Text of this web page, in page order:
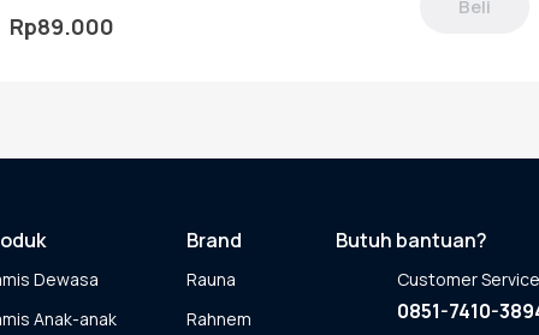
Rp89.000
Beli
Dewasa
Anak-anak
Brand
Rauna
Rahnem
Butuh bantuan?
Customer
0851-7410-